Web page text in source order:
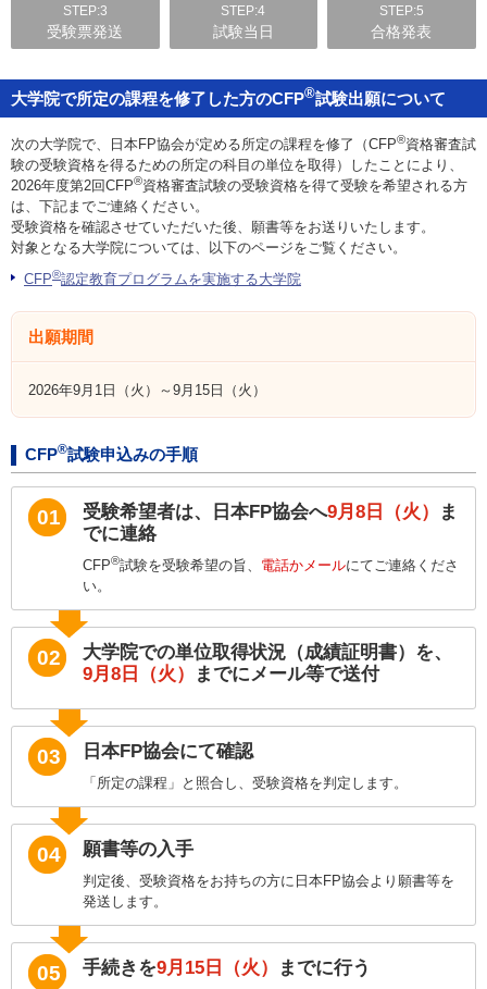
報道・メディア関係者の方へ
CLOSE
STEP:3
受験票発送
STEP:4
試験当日
STEP:5
合格発表
大学院で所定の課程を修了した方のCFP®試験出願について
次の大学院で、日本FP協会が定める所定の課程を修了（CFP®資格審査試
験の受験資格を得るための所定の科目の単位を取得）したことにより、
2026年度第2回CFP®資格審査試験の受験資格を得て受験を希望される方
は、下記までご連絡ください。
受験資格を確認させていただいた後、願書等をお送りいたします。
対象となる大学院については、以下のページをご覧ください。
CFP®認定教育プログラムを実施する大学院
出願期間
2026年9月1日（火）～9月15日（火）
CFP®試験申込みの手順
01 受験希望者は、日本FP協会へ9月8日（火）
ま
でに連絡
CFP®試験を受験希望の旨、 電話かメールにてご連絡くださ
い。
02
大学院での単位取得状況（成績証明書）を、
9月8日（火）
までにメール等で送付
03 日本FP協会にて確認
「所定の課程」と照合し、受験資格を判定します。
04 願書等の入手
判定後、受験資格をお持ちの方に日本FP協会より願書等を
発送します。
05 手続きを9月15日（火） までに行う